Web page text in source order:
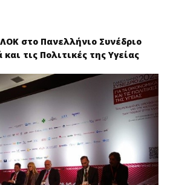
στο Πανελλήνιο Συνέδριο
τις Πολιτικές της Υγείας